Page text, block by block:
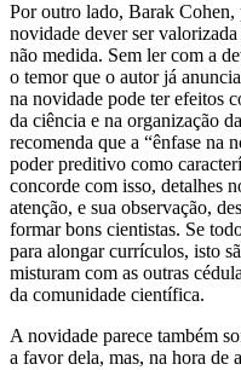
Por outro lado, Barak Cohen,
novidade dever ser
não medida. Sem ler com a
o temor que o autor já
na novidade pode ter efeitos
da ciência e na organização
recomenda que a “ênfase na
poder preditivo como
concorde com isso, detalhes
atenção, e sua observação,
formar bons cientistas. Se
para alongar currículos, isto
misturam com as outras
da comunidade científica.
A novidade parece também
a favor dela, mas, na hora de